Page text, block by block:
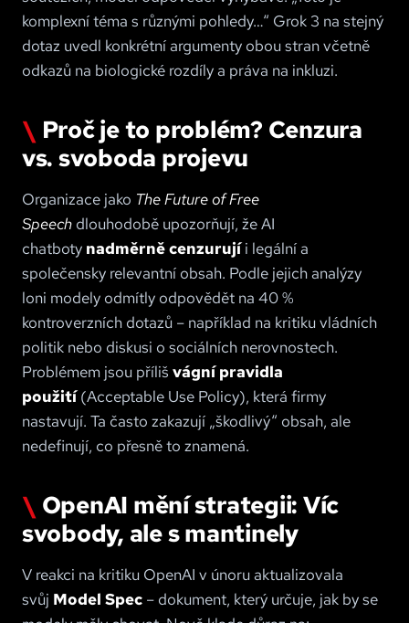
komplexní téma s různými pohledy…“ Grok 3 na stejný
dotaz uvedl konkrétní argumenty obou stran včetně
odkazů na biologické rozdíly a práva na inkluzi.
Proč je to problém? Cenzura
vs. svoboda projevu
Organizace jako The Future of Free
Speech dlouhodobě upozorňují, že AI
chatboty nadměrně cenzurujíi legální a
společensky relevantní obsah. Podle jejich analýzy
loni modely odmítly odpovědět na 40 %
kontroverzních dotazů – například na kritiku vládních
politik nebo diskusi o sociálních nerovnostech.
Problémem jsou příliš vágní pravidla
použití(Acceptable Use Policy), která firmy
nastavují. Ta často zakazují „škodlivý“ obsah, ale
nedefinují, co přesně to znamená.
OpenAI mění strategii: Víc
svobody, ale s mantinely
V reakci na kritiku OpenAI v únoru aktualizovala
svůj Model Spec – dokument, který určuje, jak by se